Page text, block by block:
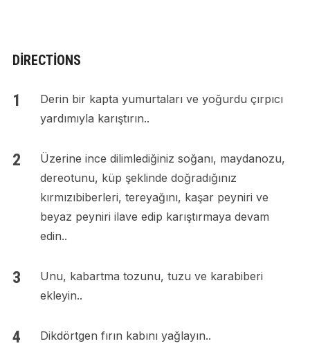
DIRECTIONS
Derin bir kapta yumurtaları ve yoğurdu çırpıcı
yardımıyla karıştırın..
Üzerine ince dilimlediğiniz soğanı, maydanozu,
dereotunu, küp şeklinde doğradığınız
kırmızıbiberleri, tereyağını, kaşar peyniri ve
beyaz peyniri ilave edip karıştırmaya devam
edin..
Unu, kabartma tozunu, tuzu ve karabiberi
ekleyin..
Dikdörtgen fırın kabını yağlayın..